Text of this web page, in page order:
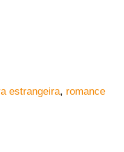
estrangeira, romance